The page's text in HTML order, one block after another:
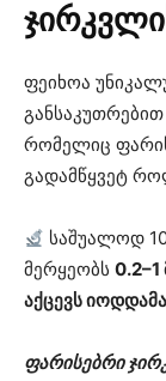
ფეიხოა
რომელიც
გადამწყვეტ
საშუალოდ
მერყეობს
აქცევს
ფარისებრი